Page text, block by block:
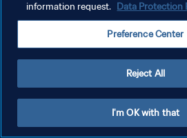
information request. Data Protection
Preference Center
Reject All
I'm OK with that